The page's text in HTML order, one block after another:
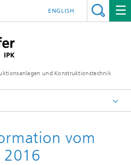
und Konstruktionstechnik
ENGLISH
vom
2016